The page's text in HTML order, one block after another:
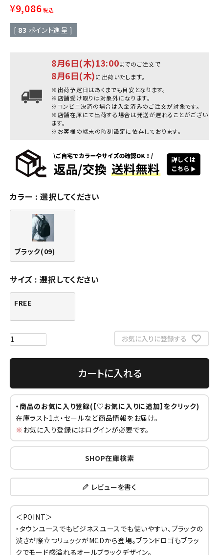
¥9,086 税込
[ 83 ポイント進呈 ]
8月6日(木)13:00までのご注文で
8月6日(木)に出荷いたします。
※出荷予定日はあくまでも目安となります。
※店舗受け取りは対象外になります。
※コンビニ決済の場合は入金済みのご注文が対象です。
※店舗在庫にて出荷する場合は発送が遅れることがござい
ます。
※お客様の端末の時刻設定に依存しております。
カラー 選択してください
ブラック(09)
サイズ 選択してください
FREE
お気に入りに登録する
カートに入れる
・商品のお気に入り登録(【♡お気に入りに追加】をクリック)
在庫ラスト1点・セールなど商品情報をお届け。
※ お気に入り登録にはログインが必要です。
SHOP在庫検索
レビューを書く
＜POINT＞
・タウンユースでもビジネスユースでも使いやすい、ブラックの
渋さが際立つリュックがMCDから登場。ブランドロゴもブラッ
クでモード感溢れるオールブラックデザイン。